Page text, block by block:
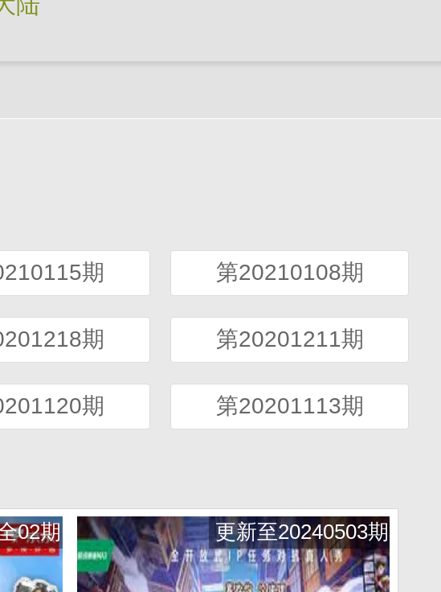
期 第20210108期
期 第20201211期
期 第20201113期
02期 更新至20240503期